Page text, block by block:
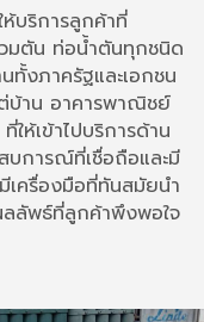
บริการลูกค้าที่
ตัน ท่อน้ำตันทุกชนิด
ทั้งภาครัฐและเอกชน
บ้าน อาคารพาณิชย์
ให้เข้าไปบริการด้าน
บการณ์ที่เชื่อถือและมี
เครื่องมือที่ทันสมัยนำ
ลลัพธ์ที่ลูกค้าพึงพอใจ